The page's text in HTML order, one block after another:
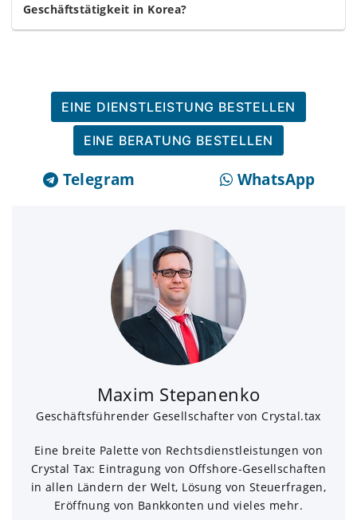
Geschäftstätigkeit in Korea?
EINE DIENSTLEISTUNG BESTELLEN
EINE BERATUNG BESTELLEN
Telegram WhatsApp
Maxim Stepanenko
Geschäftsführender Gesellschafter von Crystal.tax
Eine breite Palette von Rechtsdienstleistungen von
Crystal Tax: Eintragung von Offshore-Gesellschaften
in allen Ländern der Welt, Lösung von Steuerfragen,
Eröffnung von Bankkonten und vieles mehr.